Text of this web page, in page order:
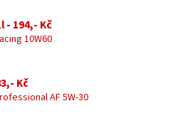
- 194,- Kč
10W60
Kč
AF 5W-30